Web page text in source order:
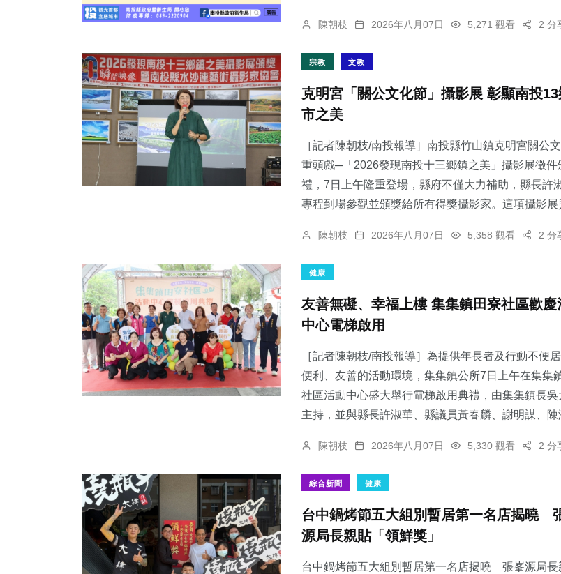
陳朝枝 2026年八月07日 5,271 觀看 2 分
宗教 文教
克明宮「關公文化節」攝影展 彰顯南投
市之美
［記者陳朝枝/南投報導］南投縣竹山鎮克明宮關公
重頭戲─「2026發現南投十三鄉鎮之美」攝影展徵件
禮，7日上午隆重登場，縣府不僅大力補助，縣長許
專程到場參觀並頒獎給所有得獎攝影家。這項攝影展
陳朝枝 2026年八月07日 5,358 觀看 2 分
健康
友善無礙、幸福上樓 集集鎮田寮社區歡慶
中心電梯啟用
［記者陳朝枝/南投報導］為提供年長者及行動不便
便利、友善的活動環境，集集鎮公所7日上午在集集
社區活動中心盛大舉行電梯啟用典禮，由集集鎮長吳
主持，並與縣長許淑華、縣議員黃春麟、謝明謀、陳
陳朝枝 2026年八月07日 5,330 觀看 2 分
綜合新聞 健康
台中鍋烤節五大組別暫居第一名店揭曉
源局長親貼「領鮮獎」
台中鍋烤節五大組別暫居第一名店揭曉 張峯源局長